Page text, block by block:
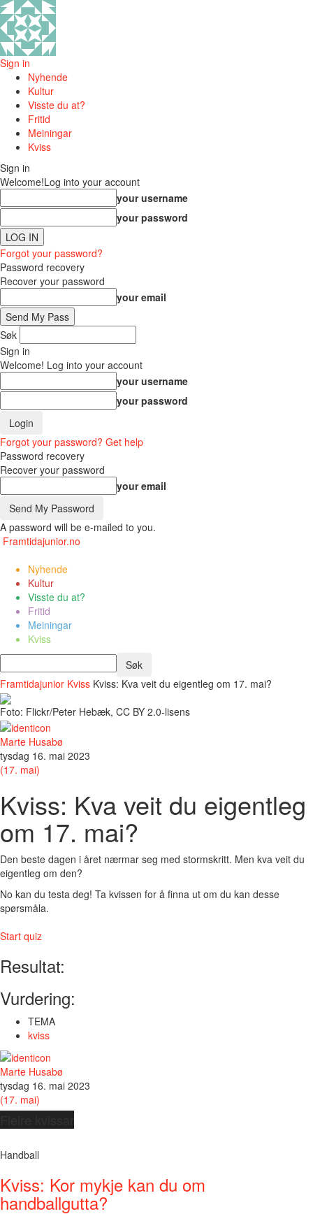
Sign in
Nyhende
Kultur
Visste du at?
Fritid
Meiningar
Kviss
Sign in
Welcome!Log into your account
your username
your password
Forgot your password?
Password recovery
Recover your password
your email
Søk
Sign in
Welcome! Log into your account
your username
your password
Forgot your password? Get help
Password recovery
Recover your password
your email
A password will be e-mailed to you.
Framtidajunior.no
Nyhende
Kultur
Visste du at?
Fritid
Meiningar
Kviss
Framtidajunior Kviss Kviss: Kva veit du eigentleg om 17. mai?
Foto: Flickr/Peter Hebæk, CC BY 2.0-lisens
Marte Husabø
tysdag 16. mai 2023
(17. mai)
Kviss: Kva veit du eigentleg
om 17. mai?
Den beste dagen i året nærmar seg med stormskritt. Men kva veit du
eigentleg om den?
No kan du testa deg! Ta kvissen for å finna ut om du kan desse
spørsmåla.
Start quiz
Resultat:
Vurdering:
TEMA
kviss
Marte Husabø
tysdag 16. mai 2023
(17. mai)
Handball
Kviss: Kor mykje kan du om
handballgutta?